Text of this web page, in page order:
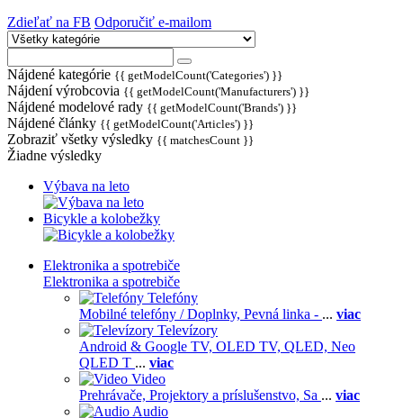
Zdieľať na FB Odporučiť e-mailom
Nájdené kategórie {{ getModelCount('Categories') }}
Nájdení výrobcovia {{ getModelCount('Manufacturers') }}
Nájdené modelové rady {{ getModelCount('Brands') }}
Nájdené články {{ getModelCount('Articles') }}
Zobraziť všetky výsledky {{ matchesCount }}
Žiadne výsledky
Výbava na leto
Bicykle a kolobežky
Elektronika a spotrebiče
Elektronika a spotrebiče
Telefóny
Mobilné telefóny / Doplnky, Pevná linka - ... viac
Televízory
Android & Google TV, OLED TV, QLED, Neo
QLED T ... viac
Video
Prehrávače, Projektory a príslušenstvo, Sa ... viac
Audio